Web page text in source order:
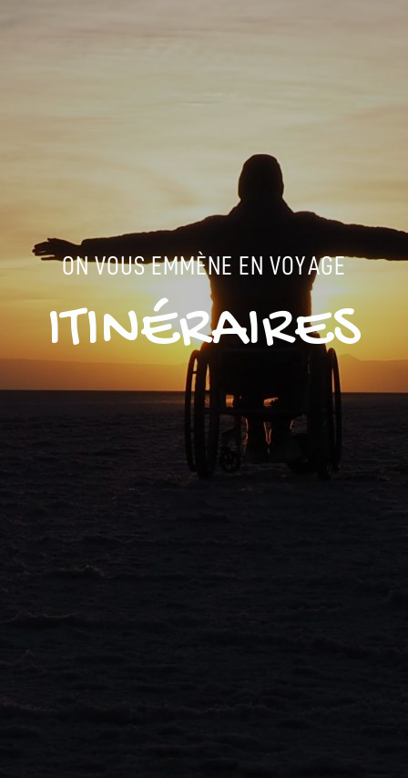
ON VOUS EMMÈNE EN VOYAGE
ITINÉRAIRES